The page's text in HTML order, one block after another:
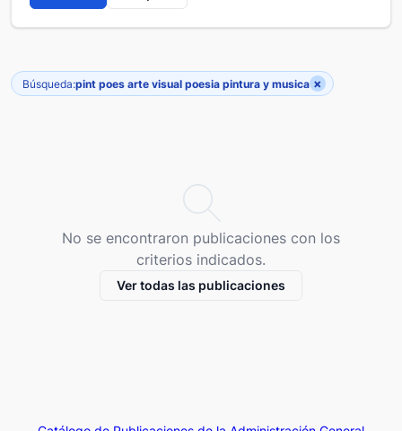
Búsqueda:pint poes arte visual poesia pintura y musica ×
No se encontraron publicaciones con los
criterios indicados.
Ver todas las publicaciones